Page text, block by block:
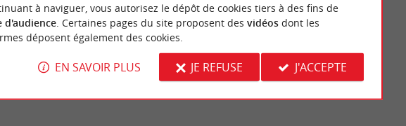
Braud-et-Saint-Louis
à naviguer, vous autorisez le dépôt de cookies tiers à des fins de
d'audience. Certaines pages du site proposent des vidéosdont les
déposent également des cookies.
EN SAVOIR PLUS JE REFUSE J'ACCEPTE